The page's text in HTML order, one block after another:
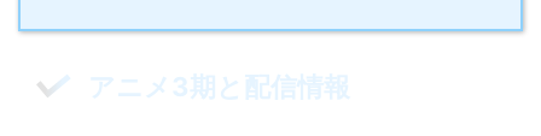
アニメ3期と配信情報